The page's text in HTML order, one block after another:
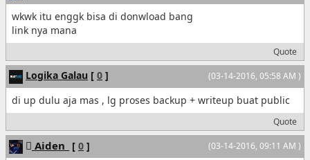
wkwk itu enggk bisa di donwload bang
link nya mana
Quote
(03-14-2016, 05:58 AM )
Logika Galau [ 0 ]
di up dulu aja mas , lg proses backup + writeup buat public
Quote
(03-14-2016, 09:11 AM )
Aiden_ [ 0 ]